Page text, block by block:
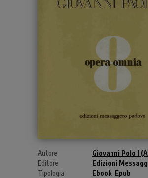
Autore
Giovanni Polo I
Editore
Edizioni
Tipologia
Ebook Epub